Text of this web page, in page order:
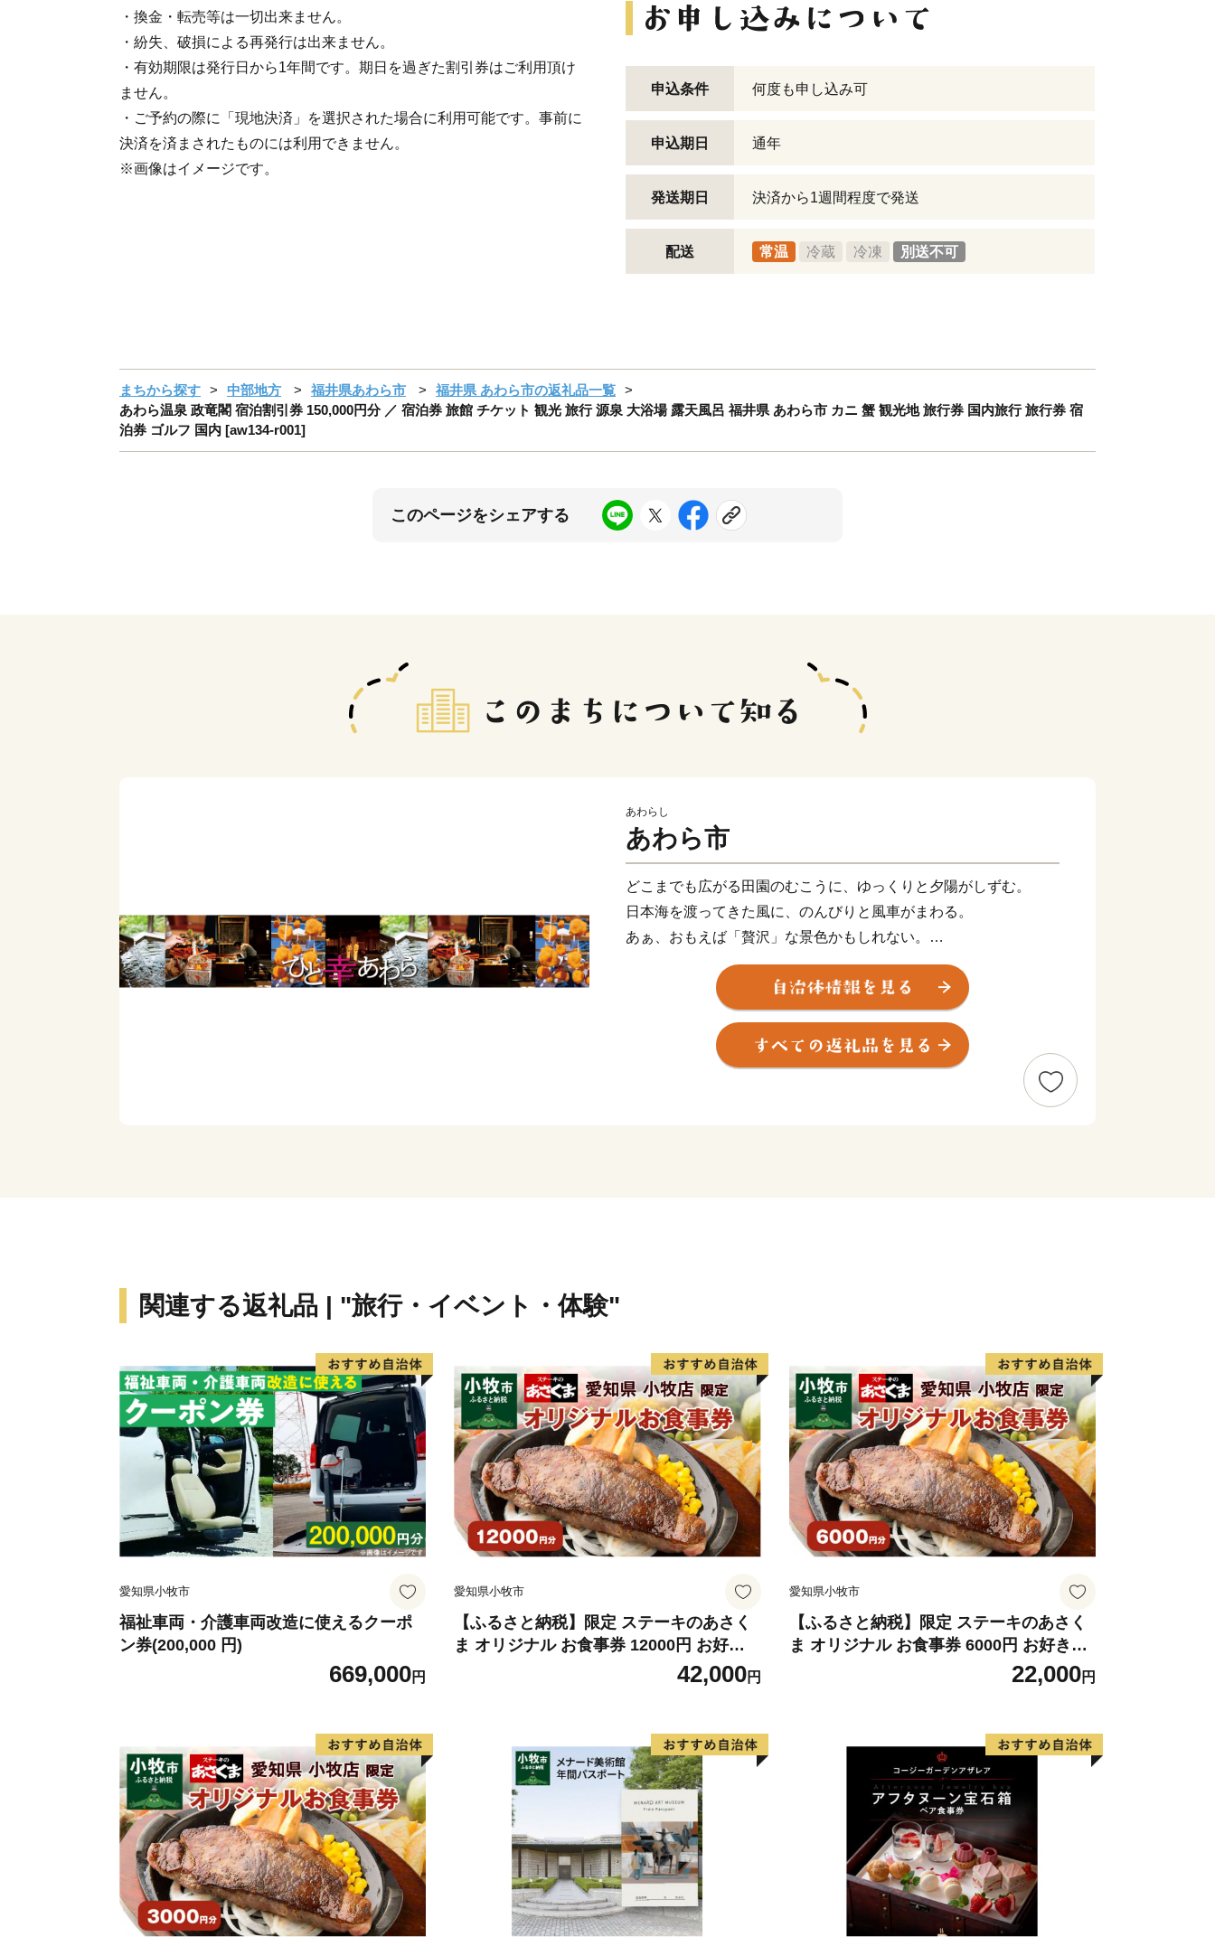
・換金・転売等は一切出来ません。
・紛失、破損による再発行は出来ません。
・有効期限は発行日から1年間です。期日を過ぎた割引券はご利用頂け
ません。
・ご予約の際に「現地決済」を選択された場合に利用可能です。事前に
決済を済まされたものには利用できません。
※画像はイメージです。
申込条件 何度も申し込み可
申込期日 通年
発送期日 決済から1週間程度で発送
配送 常温 冷蔵 冷凍 別送不可
まちから探す 中部地方 福井県あわら市
福井県 あわら市の返礼品一覧
あわら温泉 政竜閣 宿泊割引券 150,000円分 ／ 宿泊券 旅館 チケット 観光 旅行 源泉 大浴場 露天風呂 福井県 あわら市 カニ 蟹 観光地 旅行券 国内旅行 旅行券 宿
泊券 ゴルフ 国内 [aw134-r001]
このページをシェアする
あわらし
あわら市
どこまでも広がる田園のむこうに、ゆっくりと夕陽がしずむ。
日本海を渡ってきた風に、のんびりと風車がまわる。
あぁ、おもえば「贅沢」な景色かもしれない。
食卓にはいつも、海の幸、山の幸、里のめぐみ。
こんやのお風呂は、どの温泉にしようかな。
あぁ、これって「贅沢」な暮らしかもしれない。
お客様からいただいた個人情報は、あわら市が責任をもって管理
し、関係法令で定められた場合を除き、第三者に譲渡したり、提供
したりすることはございません。なお、お客様からいただいた個人
情報は、商品の発送、事務連絡、いただいたふるさと納税の使い道
に関する報告、あわら市が主催・出展するふるさと納税関連イベン
ト情報の提供及びあわら市のふるさと納税に関する情報提供のため
に使用させていただき、その手段として、電子メールの配信やパン
フレット等の資料の郵送をさせていただくことがあります。
ございましたら、ふるさと納税担当(furusato@city-awara.com)まで
ご連絡ください。
関連する返礼品 | "旅行・イベント・体験"
愛知県小牧市
福祉車両・介護車両改造に使えるクーポ
ン券(200,000 円)
669,000円
愛知県小牧市
【ふるさと納税】限定 ステーキのあさく
ま オリジナル お食事券 12000円 お好き
なメニュー 好きなだけ コーンスープ カレ
ー サラダ プリン ソフトクリーム デザー
42,000円
愛知県小牧市
【ふるさと納税】限定 ステーキのあさく
ま オリジナル お食事券 6000円 お好きな
メニュー 好きなだけ コーンスープ カレー
サラダ プリン ソフトクリーム デザート
22,000円